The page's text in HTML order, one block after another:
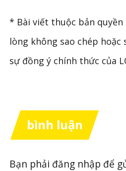
* Bài viết thuộc bản quyền
lòng không sao chép hoặc
sự đồng ý chính thức của
bình luận
Bạn phải đăng nhập để